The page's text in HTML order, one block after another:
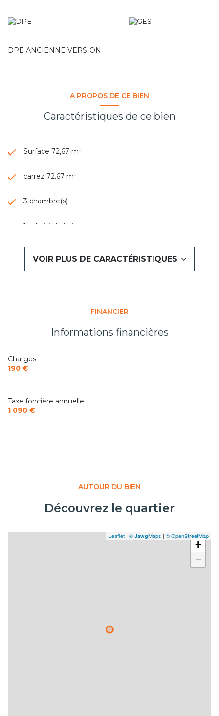
DPE ANCIENNE VERSION
A PROPOS DE CE BIEN
Caractéristiques de ce bien
Surface 72,67 m²
carrez 72,67 m²
3 chambre(s)
1 salle(s) de bain
vue Mer
VOIR PLUS DE CARACTÉRISTIQUES
FINANCIER
Informations financières
Charges
190 €
Taxe foncière annuelle
1 090 €
AUTOUR DU BIEN
Découvrez le quartier
+
−
Leaflet | © JawgMaps | © OpenStreetMap